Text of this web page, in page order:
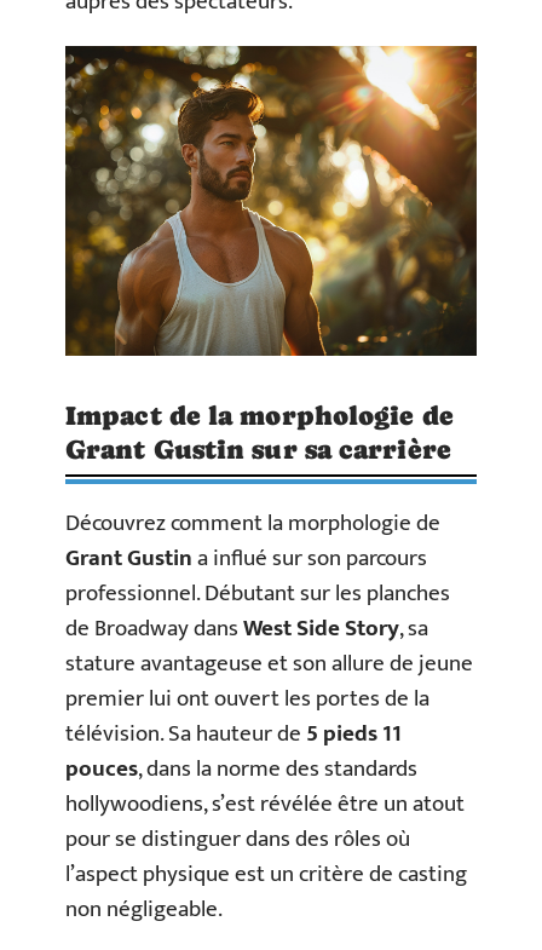
Impact de la morphologie de
Grant Gustin sur sa carrière
Découvrez comment la morphologie de
Grant Gustina influé sur son parcours
professionnel. Débutant sur les planches
de Broadway dansWest Side Story, sa
stature avantageuse et son allure de jeune
premier lui ont ouvert les portes de la
télévision. Sa hauteur de5 pieds 11
pouces, dans la norme des standards
hollywoodiens, s’est révélée être un atout
pour se distinguer dans des rôles où
l’aspect physique est un critère de casting
non négligeable.